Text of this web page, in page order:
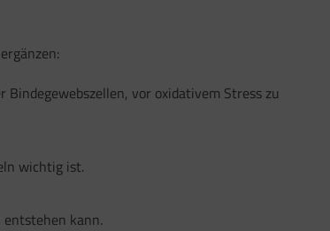
vor oxidativem Stress zu
wichtig ist.
kann.